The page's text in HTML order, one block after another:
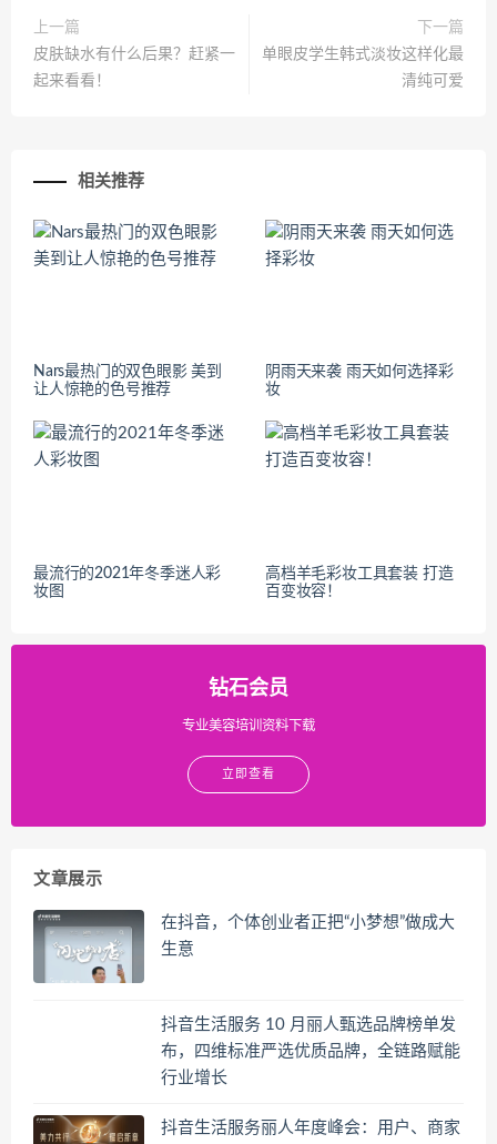
上一篇
皮肤缺水有什么后果？赶紧一
起来看看！
下一篇
单眼皮学生韩式淡妆这样化最
清纯可爱
相关推荐
Nars最热门的双色眼影 美到
让人惊艳的色号推荐
阴雨天来袭 雨天如何选择彩
妆
最流行的2021年冬季迷人彩
妆图
高档羊毛彩妆工具套装 打造
百变妆容！
钻石会员
专业美容培训资料下载
立即查看
文章展示
在抖音，个体创业者正把“小梦想”做成大
生意
抖音生活服务 10 月丽人甄选品牌榜单发
布，四维标准严选优质品牌，全链路赋能
行业增长
抖音生活服务丽人年度峰会：用户、商家